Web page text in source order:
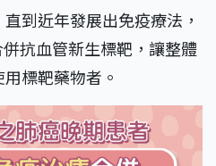
到近年發展出免疫療法，
抗血管新生標靶，讓整體
標靶藥物者。